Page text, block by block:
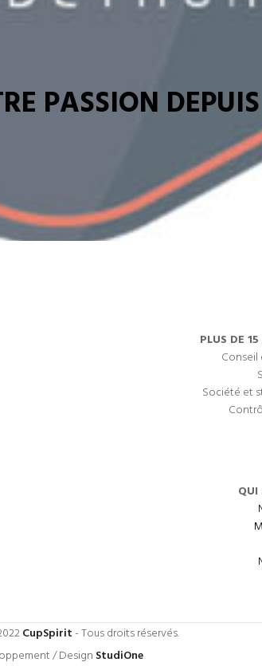
PASSION
PLUS DE
Société et
QUI
CupSpirit - Tous droits réservés.
/ Design StudiOne